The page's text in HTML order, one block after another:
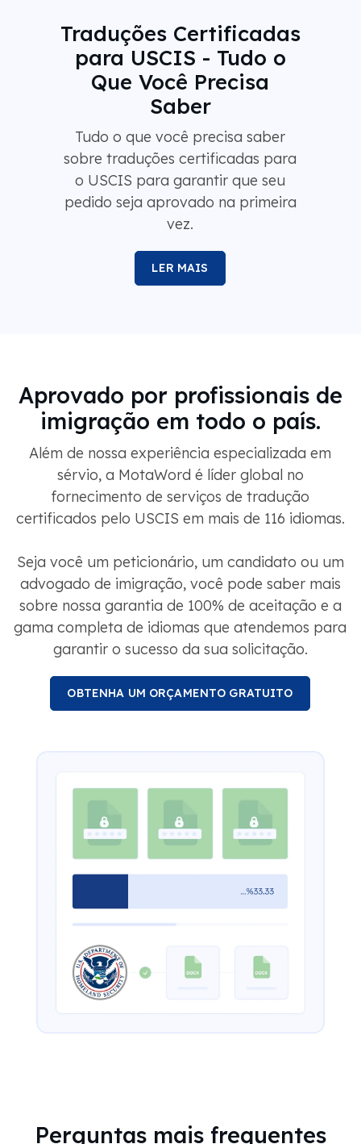
Traduções Certificadas
para USCIS - Tudo o
Que Você Precisa
Saber
Tudo o que você precisa saber
sobre traduções certificadas para
o USCIS para garantir que seu
pedido seja aprovado na primeira
vez.
LER MAIS
Aprovado por profissionais de
imigração em todo o país.
Além de nossa experiência especializada em
sérvio, a MotaWord é líder global no
fornecimento de serviços de tradução
certificados pelo USCIS em mais de 116 idiomas.
Seja você um peticionário, um candidato ou um
advogado de imigração, você pode saber mais
sobre nossa garantia de 100% de aceitação e a
gama completa de idiomas que atendemos para
garantir o sucesso da sua solicitação.
OBTENHA UM ORÇAMENTO GRATUITO
Perguntas mais frequentes